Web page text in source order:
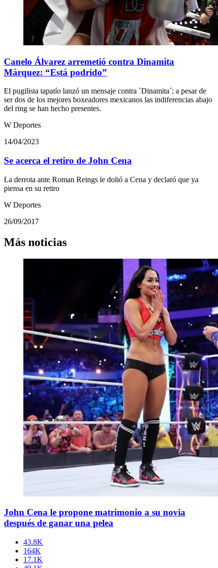
Canelo Álvarez arremetió contra Dinamita
Márquez: “Está podrido”
El pugilista tapatío lanzó un mensaje contra ´Dinamita´; a pesar de
ser dos de los mejores boxeadores mexicanos las indiferencias abajo
del ring se han hecho presentes.
W Deportes
14/04/2023
Se acerca el retiro de John Cena
La derrota ante Roman Reings le dolió a Cena y declaró que ya
piensa en su retiro
W Deportes
26/09/2017
Más noticias
John Cena le propone matrimonio a su novia
después de ganar una pelea
43.8K
164K
17.1K